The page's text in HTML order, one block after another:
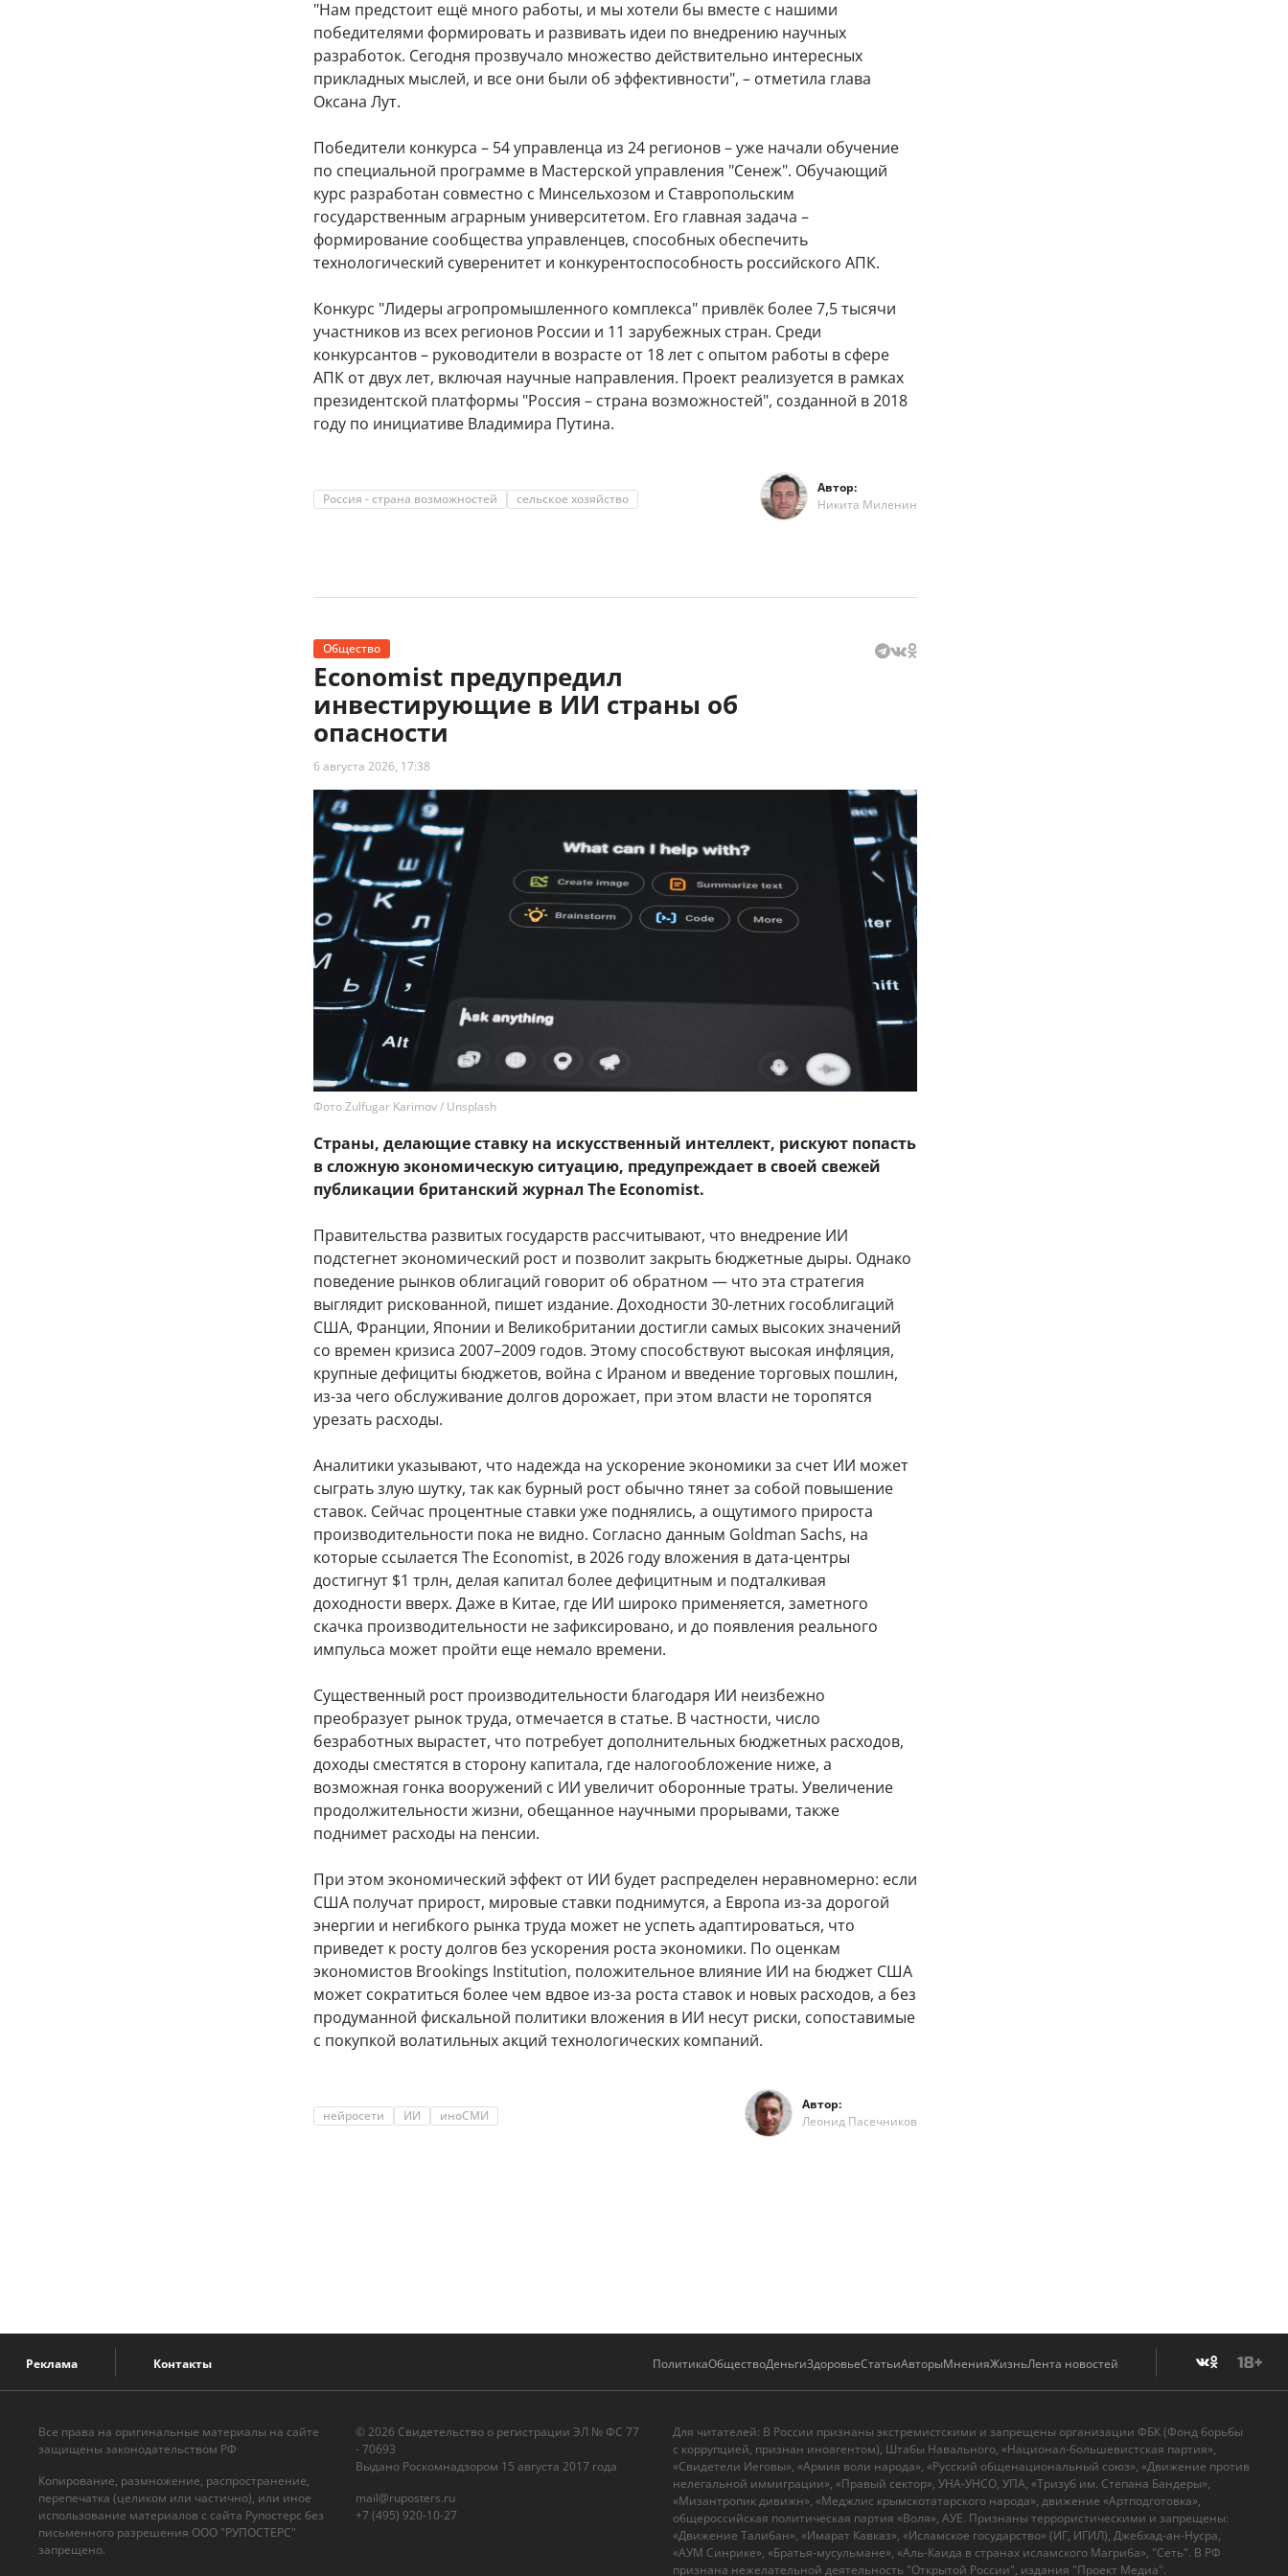
"Нам предстоит ещё много работы, и мы хотели бы вместе с нашими
победителями формировать и развивать идеи по внедрению научных
разработок. Сегодня прозвучало множество действительно интересных
прикладных мыслей, и все они были об эффективности", – отметила глава
Оксана Лут.
Победители конкурса – 54 управленца из 24 регионов – уже начали обучение
по специальной программе в Мастерской управления "Сенеж". Обучающий
курс разработан совместно с Минсельхозом и Ставропольским
государственным аграрным университетом. Его главная задача –
формирование сообщества управленцев, способных обеспечить
технологический суверенитет и конкурентоспособность российского АПК.
Конкурс "Лидеры агропромышленного комплекса" привлёк более 7,5 тысячи
участников из всех регионов России и 11 зарубежных стран. Среди
конкурсантов – руководители в возрасте от 18 лет с опытом работы в сфере
АПК от двух лет, включая научные направления. Проект реализуется в рамках
президентской платформы "Россия – страна возможностей", созданной в 2018
году по инициативе Владимира Путина.
Россия - страна возможностей сельское хозяйство
Автор:
Никита Миленин
Общество
Economist предупредил
инвестирующие в ИИ страны об
опасности
6 августа 2026, 17:38
Фото Zulfugar Karimov / Unsplash
Страны, делающие ставку на искусственный интеллект, рискуют попасть
в сложную экономическую ситуацию, предупреждает в своей свежей
публикации британский журнал The Economist.
Правительства развитых государств рассчитывают, что внедрение ИИ
подстегнет экономический рост и позволит закрыть бюджетные дыры. Однако
поведение рынков облигаций говорит об обратном — что эта стратегия
выглядит рискованной, пишет издание. Доходности 30-летних гособлигаций
США, Франции, Японии и Великобритании достигли самых высоких значений
со времен кризиса 2007–2009 годов. Этому способствуют высокая инфляция,
крупные дефициты бюджетов, война с Ираном и введение торговых пошлин,
из-за чего обслуживание долгов дорожает, при этом власти не торопятся
урезать расходы.
Аналитики указывают, что надежда на ускорение экономики за счет ИИ может
сыграть злую шутку, так как бурный рост обычно тянет за собой повышение
ставок. Сейчас процентные ставки уже поднялись, а ощутимого прироста
производительности пока не видно. Согласно данным Goldman Sachs, на
которые ссылается The Economist, в 2026 году вложения в дата-центры
достигнут $1 трлн, делая капитал более дефицитным и подталкивая
доходности вверх. Даже в Китае, где ИИ широко применяется, заметного
скачка производительности не зафиксировано, и до появления реального
импульса может пройти еще немало времени.
Существенный рост производительности благодаря ИИ неизбежно
преобразует рынок труда, отмечается в статье. В частности, число
безработных вырастет, что потребует дополнительных бюджетных расходов,
доходы сместятся в сторону капитала, где налогообложение ниже, а
возможная гонка вооружений с ИИ увеличит оборонные траты. Увеличение
продолжительности жизни, обещанное научными прорывами, также
поднимет расходы на пенсии.
При этом экономический эффект от ИИ будет распределен неравномерно: если
США получат прирост, мировые ставки поднимутся, а Европа из-за дорогой
энергии и негибкого рынка труда может не успеть адаптироваться, что
приведет к росту долгов без ускорения роста экономики. По оценкам
экономистов Brookings Institution, положительное влияние ИИ на бюджет США
может сократиться более чем вдвое из-за роста ставок и новых расходов, а без
продуманной фискальной политики вложения в ИИ несут риски, сопоставимые
с покупкой волатильных акций технологических компаний.
нейросети ИИ иноСМИ
Автор:
Леонид Пасечников
Реклама Контакты ПолитикаОбществоДеньгиЗдоровьеСтатьиАвторыМненияЖизньЛента новостей
Все права на оригинальные материалы на сайте
защищены законодательством РФ
Копирование, размножение, распространение,
перепечатка (целиком или частично), или иное
использование материалов с сайта Рупостерс без
письменного разрешения ООО "РУПОСТЕРС"
запрещено.
© 2026 Cвидетельство о регистрации ЭЛ № ФС 77
- 70693
Выдано Роскомнадзором 15 августа 2017 года
mail@ruposters.ru
+7 (495) 920-10-27
Для читателей: В России признаны экстремистскими и запрещены организации ФБК (Фонд борьбы
с коррупцией, признан иноагентом), Штабы Навального, «Национал-большевистская партия»,
«Свидетели Иеговы», «Армия воли народа», «Русский общенациональный союз», «Движение против
нелегальной иммиграции», «Правый сектор», УНА-УНСО, УПА, «Тризуб им. Степана Бандеры»,
«Мизантропик дивижн», «Меджлис крымскотатарского народа», движение «Артподготовка»,
общероссийская политическая партия «Воля», АУЕ. Признаны террористическими и запрещены:
«Движение Талибан», «Имарат Кавказ», «Исламское государство» (ИГ, ИГИЛ), Джебхад-ан-Нусра,
«АУМ Синрике», «Братья-мусульмане», «Аль-Каида в странах исламского Магриба», "Сеть". В РФ
признана нежелательной деятельность "Открытой России", издания "Проект Медиа".